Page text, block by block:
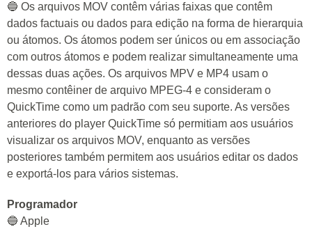
🔵 Os arquivos MOV contêm várias faixas que contêm
dados factuais ou dados para edição na forma de hierarquia
ou átomos. Os átomos podem ser únicos ou em associação
com outros átomos e podem realizar simultaneamente uma
dessas duas ações. Os arquivos MPV e MP4 usam o
mesmo contêiner de arquivo MPEG-4 e consideram o
QuickTime como um padrão com seu suporte. As versões
anteriores do player QuickTime só permitiam aos usuários
visualizar os arquivos MOV, enquanto as versões
posteriores também permitem aos usuários editar os dados
e exportá-los para vários sistemas.
Programador
🔵 Apple